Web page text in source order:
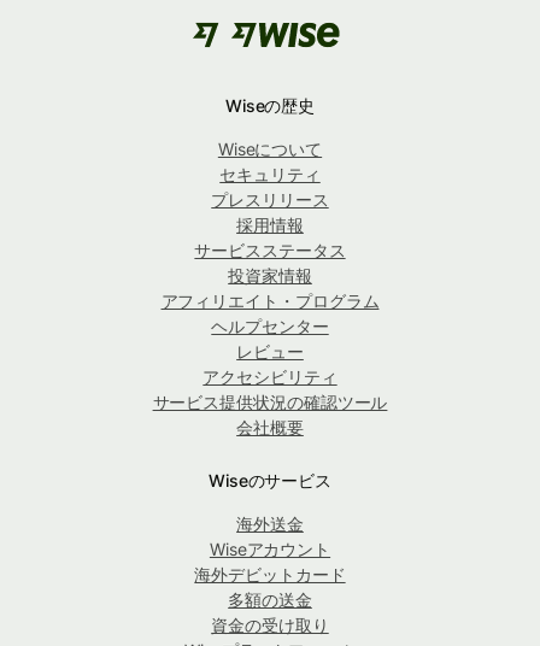
Wiseの歴史
Wiseについて
セキュリティ
プレスリリース
採用情報
サービスステータス
投資家情報
アフィリエイト・プログラム
ヘルプセンター
レビュー
アクセシビリティ
サービス提供状況の確認ツール
会社概要
Wiseのサービス
海外送金
Wiseアカウント
海外デビットカード
多額の送金
資金の受け取り